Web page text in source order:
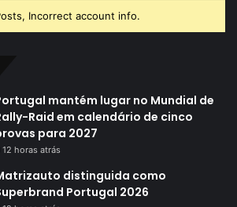
Incorrect account info.
mantém lugar no Mundial de
Raid em calendário de cinco
para 2027
12 horas atrás
distinguida como
Portugal 2026